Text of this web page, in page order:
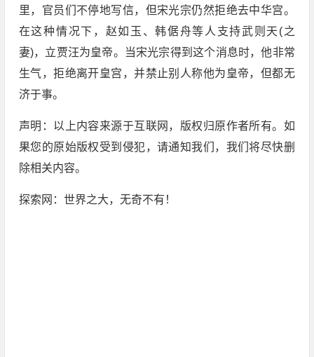
里，官员们不停地写信，但宋光宗仍然拒绝去中华宫。
在这种情况下，赵如玉、韩倨舟等人支持武则天(之
妻)，立贾汪为皇帝。当宋光宗得到这个消息时，他非常
生气，拒绝离开皇宫，并禁止别人称他为皇帝，但都无
济于事。
声明：以上内容来源于互联网，版权归原作者所有。如
果您的原始版权受到侵犯，请通知我们，我们将尽快删
除相关内容。
探索网：世界之大，无奇不有！